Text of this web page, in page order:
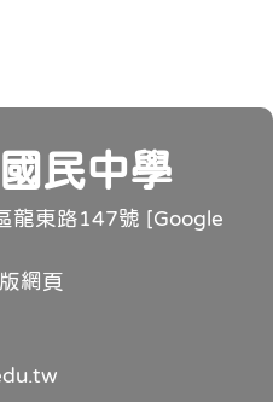
民中學
龍東路147號 [Google
網頁